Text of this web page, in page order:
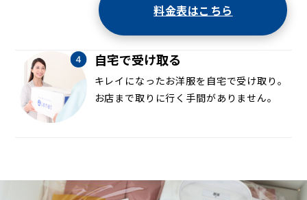
料金表はこちら
自宅で受け取る
キレイになったお洋服を自宅で受け取り。
お店まで取りに行く手間がありません。